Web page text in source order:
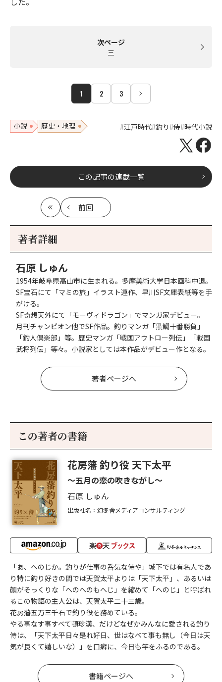
次ページ
三
1 2 3
小説 歴史・地理 江戸時代 釣り 侍 時代小説
この記事の連載一覧
最
初
前回
記
著者詳細
石原 しゅん
1954年岐阜県高山市に生まれる。多摩美術大学日本画科中退。
SF宝石にて「マミの旅」イラスト連作、早川SF文庫表紙等を手
がける。
SF奇想天外にて「モーヴィドラゴン」でマンガ家デビュー。
月刊チャンピオン他でSF作品。釣りマンガ「黒鯛十番勝負」
「釣人倶楽部」等。歴史マンガ「戦国アウトロー列伝」「戦国
武将列伝」等々。小説家としては本作品がデビュー作となる。
著者ページへ
この著者の書籍
花房藩 釣り役 天下太平
〜五月の恋の吹きながし〜
石原 しゅん
出版社名：幻冬舎メディアコンサルティング
「あ、へのじか。釣りが仕事の呑気な侍や」城下では有名人であ
り特に釣り好きの間では天賀太平よりは「天下太平」、あるいは
顔がそっくりな「へのへのもへじ」を縮めて「へのじ」と呼ばれ
るこの物語の主人公は、天賀太平二十三歳。
花房藩五万三千石で釣り役を務めている。
やる事なす事すべて頓珍漢、だけどなぜかみんなに愛される釣り
侍は、「天下太平日々是れ好日、世はなべて事も無し（今日は天
気が良くて嬉しいな）」を口癖に、今日も竿をふるのである。
書籍ページへ